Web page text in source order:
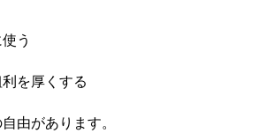
う
を厚くする
由があります。